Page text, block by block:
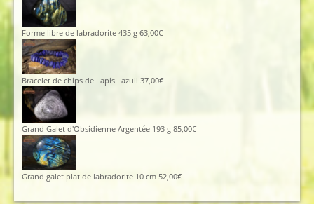
Forme libre de labradorite 435 g 63,00€
Bracelet de chips de Lapis Lazuli 37,00€
Grand Galet d'Obsidienne Argentée 193 g 85,00€
Grand galet plat de labradorite 10 cm 52,00€